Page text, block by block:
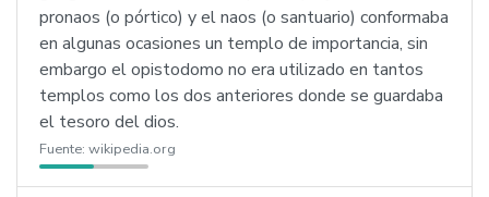
pronaos (o pórtico) y el naos (o santuario) conformaba
en algunas ocasiones un templo de importancia, sin
embargo el opistodomo no era utilizado en tantos
templos como los dos anteriores donde se guardaba
el tesoro del dios.
Fuente: wikipedia.org